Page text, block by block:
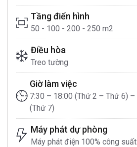
Tầng điển hình
50 - 100 - 200 - 250 m2
Điều hòa
Treo tường
Giờ làm việc
7:30 – 18:00 (Thứ 2 – Thứ 6)
(Thứ 7)
Máy phát dự phòng
Máy phát điện 100% công suất